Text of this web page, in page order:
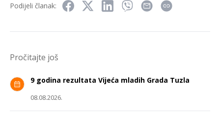
Podijeli članak:
Pročitajte još
9 godina rezultata Vijeća mladih Grada Tuzla
08.08.2026.